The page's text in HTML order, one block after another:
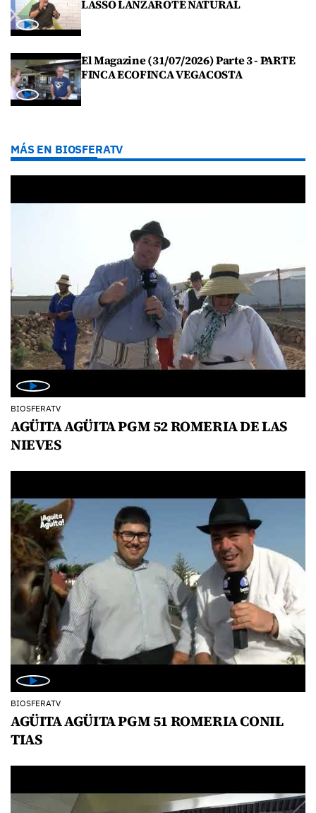
LASSO LANZAROTE NATURAL
El Magazine (31/07/2026) Parte 3 - PARTE
FINCA ECOFINCA VEGACOSTA
MÁS EN BIOSFERATV
BIOSFERATV
AGÜITA AGÜITA PGM 52 ROMERIA DE LAS
NIEVES
BIOSFERATV
AGÜITA AGÜITA PGM 51 ROMERIA CONIL
TIAS